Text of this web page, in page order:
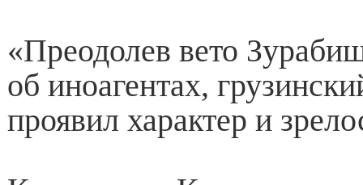
«Преодолев вето
об иноагентах,
проявил характер и